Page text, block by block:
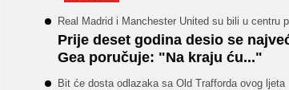
Real Madrid i Manchester United su bili u centru
Prije deset godina desio se
Gea poručuje: "Na kraju ću..."
Bit će dosta odlazaka sa Old Trafforda ovog ljeta